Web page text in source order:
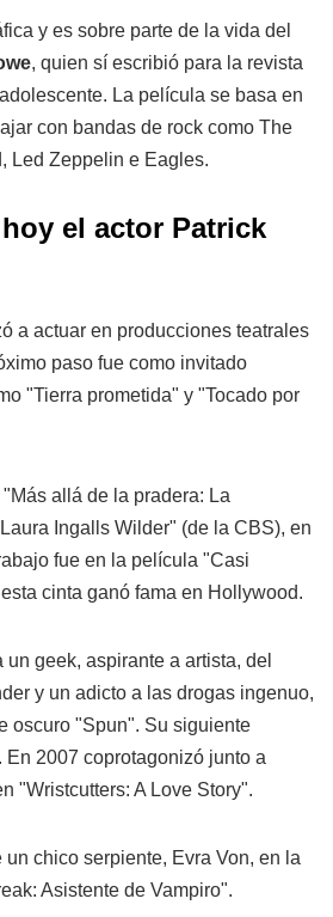
y es sobre parte de la vida del
, quien sí escribió para la revista
La película se basa en
con bandas de rock como The
Led Zeppelin e Eagles.
el actor Patrick
a actuar en producciones teatrales
paso fue como invitado
"Tierra prometida" y "Tocado por
allá de la pradera: La
Ingalls Wilder" (de la CBS), en
fue en la película "Casi
cinta ganó fama en Hollywood.
geek, aspirante a artista, del
y un adicto a las drogas ingenuo,
oscuro "Spun". Su siguiente
En 2007 coprotagonizó junto a
"Wristcutters: A Love Story".
un chico serpiente, Evra Von, en la
Asistente de Vampiro".